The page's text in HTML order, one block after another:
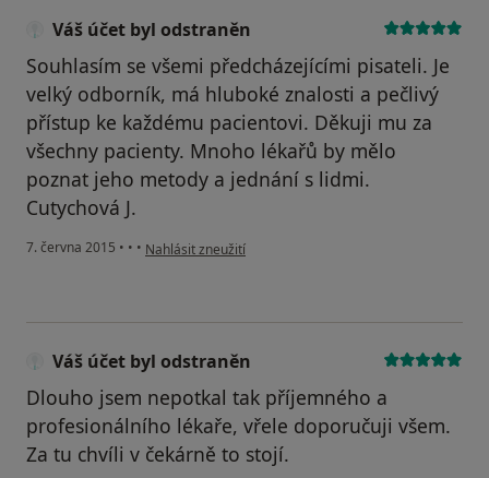
Váš účet byl odstraněn
Souhlasím se všemi předcházejícími pisateli. Je
velký odborník, má hluboké znalosti a pečlivý
přístup ke každému pacientovi. Děkuji mu za
všechny pacienty. Mnoho lékařů by mělo
poznat jeho metody a jednání s lidmi.
Cutychová J.
7. června 2015 • • • podle názoru uživatele Váš účet byl odstraněn
Nahlásit zneužití
Váš účet byl odstraněn
Dlouho jsem nepotkal tak příjemného a
profesionálního lékaře, vřele doporučuji všem.
Za tu chvíli v čekárně to stojí.